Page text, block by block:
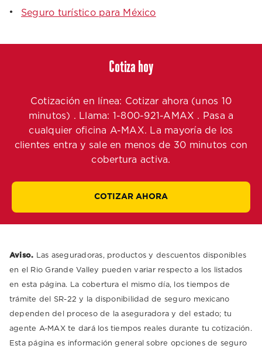
Seguro turístico para México
Cotiza hoy
Cotización en línea: Cotizar ahora (unos 10
minutos) . Llama: 1-800-921-AMAX . Pasa a
cualquier oficina A-MAX. La mayoría de los
clientes entra y sale en menos de 30 minutos con
cobertura activa.
COTIZAR AHORA
Aviso. Las aseguradoras, productos y descuentos disponibles
en el Rio Grande Valley pueden variar respecto a los listados
en esta página. La cobertura el mismo día, los tiempos de
trámite del SR-22 y la disponibilidad de seguro mexicano
dependen del proceso de la aseguradora y del estado; tu
agente A-MAX te dará los tiempos reales durante tu cotización.
Esta página es información general sobre opciones de seguro